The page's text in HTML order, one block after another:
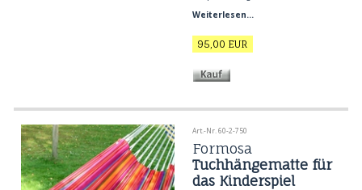
und Flechttechnik für Hängesessel
Spreizstab aus exotischem Holz und
verziert mit Quasten.
Weiterlesen...
95,00 EUR
Art.-Nr. 60-2-750
Formosa
Tuchhängematte für
das Kinderspiel